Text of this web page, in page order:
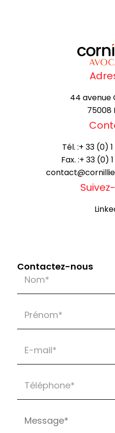
44 avenue
75008
Tél. :+ 33 (0)
Fax. :+ 33 (0)
Contactez-nous